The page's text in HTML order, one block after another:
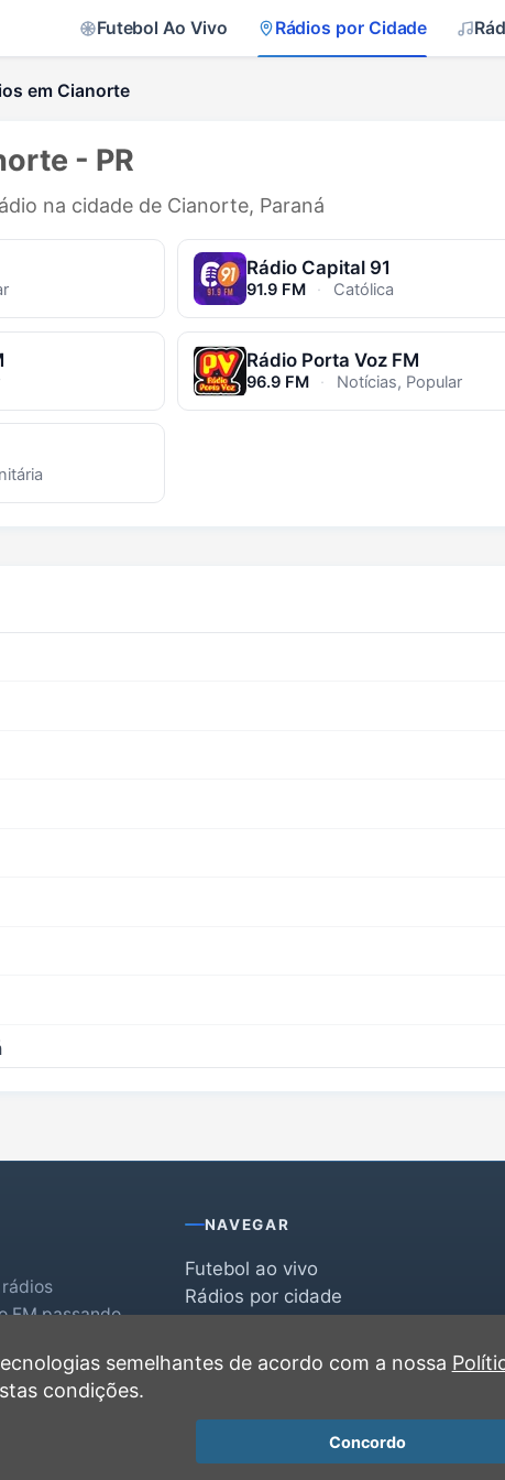
Futebol Ao Vivo Rádios por Cidade
em Cianorte
- PR
na cidade de Cianorte, Paraná
Rádio Capital 91
91.9 FM · Católica
Rádio Porta Voz FM
96.9 FM · Notícias, Popular
FM passando
NAVEGAR
Futebol ao vivo
Rádios por cidade
Favoritas
Recentes
semelhantes de acordo com a nossa
condições.
Concordo